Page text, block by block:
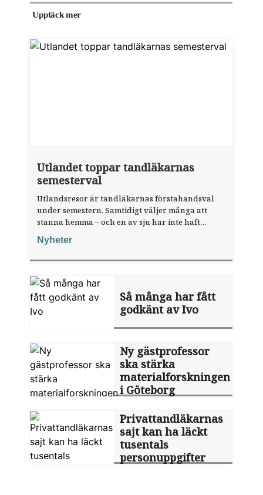
Upptäck mer
Utlandet toppar tandläkarnas
semesterval
Utlandsresor är tandläkarnas förstahandsval
under semestern. Samtidigt väljer många att
stanna hemma – och en av sju har inte haft
någon sommarledighet alls, enligt "månadens
fråga".
Nyheter
Så många har fått
godkänt av Ivo
Ny gästprofessor
ska stärka
materialforskningen
i Göteborg
Privattandläkarnas
sajt kan ha läckt
tusentals
personuppgifter